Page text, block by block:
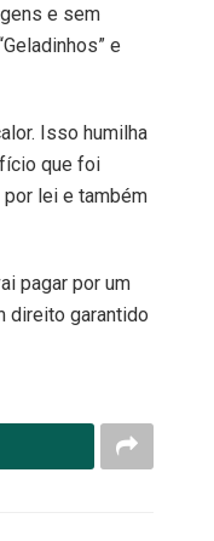
e sem
e
Isso humilha
que foi
por lei e também
pagar por um
direito garantido